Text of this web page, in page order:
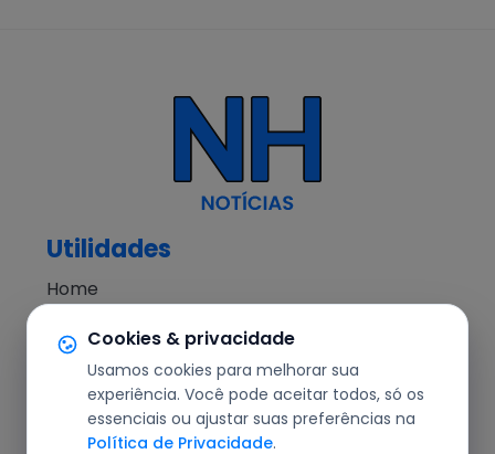
Utilidades
Home
Notícias
Editorial
Segurança
Cookies & privacidade
Usamos cookies para melhorar sua
experiência. Você pode aceitar todos, só os
essenciais ou ajustar suas preferências na
Política de Privacidade.